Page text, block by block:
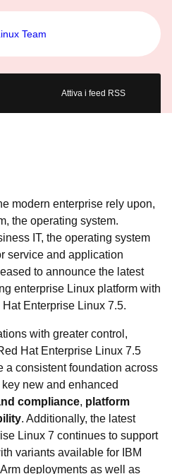
Team
Attiva i feed RSS
modern enterprise rely upon,
the operating system.
IT, the operating system
service and application
to announce the latest
enterprise Linux platform with
Enterprise Linux 7.5.
with greater control,
Hat Enterprise Linux 7.5
a consistent foundation across
new and enhanced
compliance, platform
. Additionally, the latest
Linux 7 continues to support
variants available for IBM
deployments as well as